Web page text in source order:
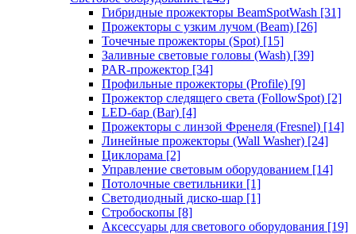
Гибридные прожекторы BeamSpotWash [31]
Прожекторы с узким лучом (Beam) [26]
Точечные прожекторы (Spot) [15]
Заливные световые головы (Wash) [39]
PAR-прожектор [34]
Профильные прожекторы (Profile) [9]
Прожектор следящего света (FollowSpot) [2]
LED-бар (Bar) [4]
Прожекторы с линзой Френеля (Fresnel) [14]
Линейные прожекторы (Wall Washer) [24]
Циклорама [2]
Управление световым оборудованием [14]
Потолочные светильники [1]
Светодиодный диско-шар [1]
Стробоскопы [8]
Аксессуары для светового оборудования [19]